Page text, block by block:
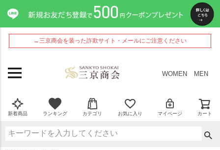
→三京商会を装った詐欺サイト・メールにご注意ください
WOMEN MEN
新着商品 ランキング カテゴリ お気に入り マイページ カート
ペー
ジト
ップ
へ